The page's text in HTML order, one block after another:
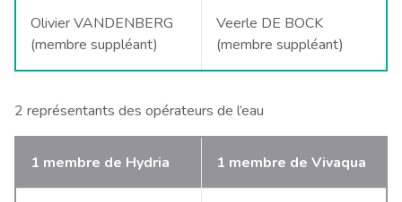
Olivier VANDENBERG
(membre suppléant)
Veerle DE BOCK
(membre suppléant)
2 représentants des opérateurs de l’eau
1 membre de Hydria 1 membre de Vivaqua